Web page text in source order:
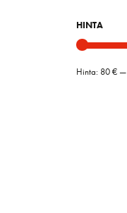
HINTA
Hinta: 80 €—